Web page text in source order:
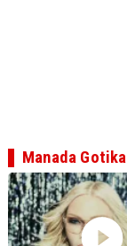
Manada Gotika